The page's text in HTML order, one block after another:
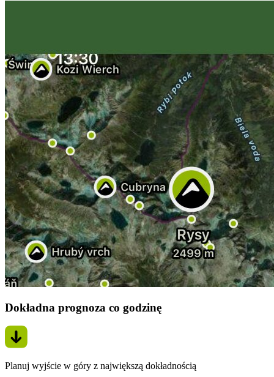
Dokładna prognoza co godzinę
Planuj wyjście w góry z największą dokładnością